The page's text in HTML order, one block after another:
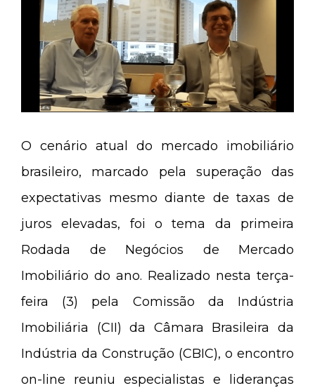
O cenário atual do mercado imobiliário
brasileiro, marcado pela superação das
expectativas mesmo diante de taxas de
juros elevadas, foi o tema da primeira
Rodada de Negócios de Mercado
Imobiliário do ano. Realizado nesta terça-
feira (3) pela Comissão da Indústria
Imobiliária (CII) da Câmara Brasileira da
Indústria da Construção (CBIC), o encontro
on-line reuniu especialistas e lideranças